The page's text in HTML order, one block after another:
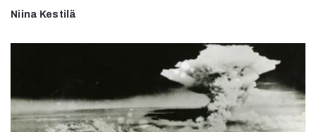
Niina Kestilä